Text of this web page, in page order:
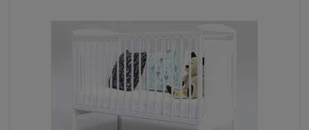
DO KOSZYKA